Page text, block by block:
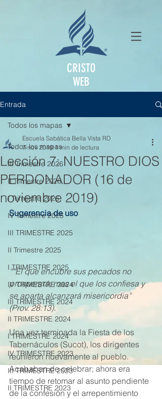
CRISTO
WEB
Entrada
Todos los mapas
III Trimestre 2026
II Trimestre 2026
I Trimestre 2026
IV Trimestre 2025
III TRIMESTRE 2025
II Trimestre 2025
I TRIMESTRE 2025
IV TRIMESTRE 2024
III TRIMESTRE 2024
II TRIMESTRE 2024
I TRIMESTRE 2024
IV TRIMESTRE 2023
III TRIMESTRE 2023
II TRIMESTRE 2023
Todos los mapas
Lección 7: NUESTRO DIOS
PERDONADOR (16 de
noviembre 2019)
Escuela Sabática Bella Vista RD
7 nov 2019 1 min de lectura
Sugerencia de uso
““El que encubre sus pecados no
prosperará; mas el que los confiesa y
se aparta alcanzará misericordia”
(Prov. 28:13).
Una vez terminada la Fiesta de los
Tabernáculos (Sucot), los dirigentes
reunieron nuevamente al pueblo.
Acababan de celebrar; ahora era
tiempo de retomar al asunto pendiente
de la confesión y el arrepentimiento